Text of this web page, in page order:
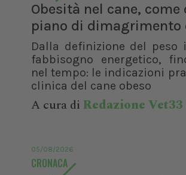
Obesità nel cane,
piano di dimagrimento
Dalla definizione del peso
fabbisogno energetico,
nel tempo: le indicazioni
clinica del cane obeso
A cura di Redazione Vet33
05/08/2026
CRONACA